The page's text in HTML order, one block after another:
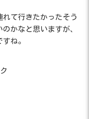
て行きたかったそう
かなと思いますが、
ね。